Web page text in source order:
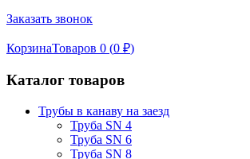
Заказать звонок
КорзинаТоваров 0 (0 ₽)
Каталог товаров
Трубы в канаву на заезд
Труба SN 4
Труба SN 6
Труба SN 8